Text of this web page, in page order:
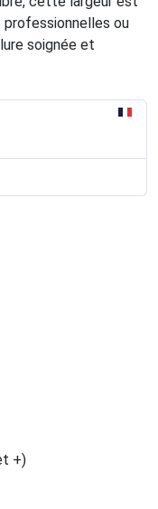
ou
soignée et
+)